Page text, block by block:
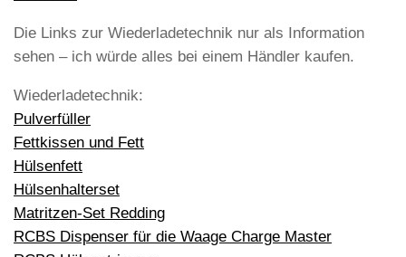
Die Links zur Wiederladetechnik nur als Information
sehen – ich würde alles bei einem Händler kaufen.
Wiederladetechnik:
Pulverfüller
Fettkissen und Fett
Hülsenfett
Hülsenhalterset
Matritzen-Set Redding
RCBS Dispenser für die Waage Charge Master